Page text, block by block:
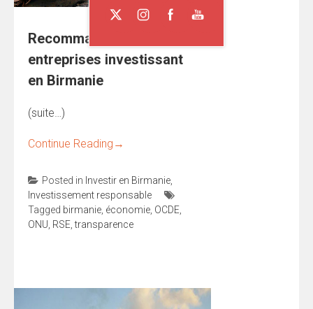
Recommandations aux
entreprises investissant
en Birmanie
(suite…)
Continue Reading →
Posted in Investir en Birmanie,
Investissement responsable
Tagged birmanie, économie, OCDE,
ONU, RSE,transparence